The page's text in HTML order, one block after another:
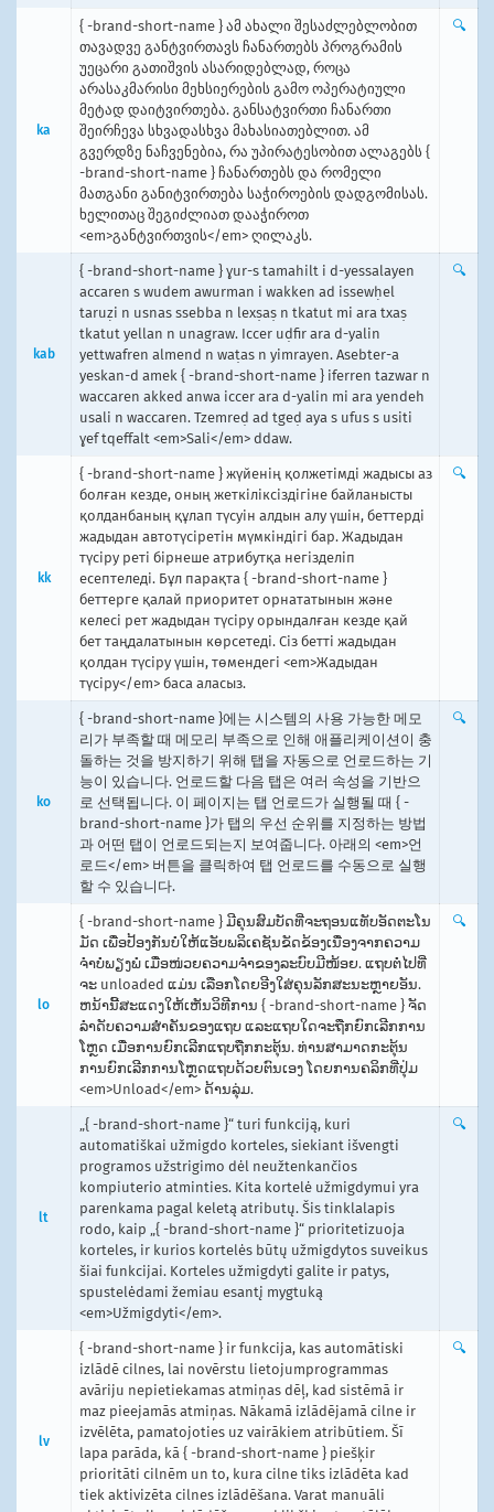
ka
{ -brand-short-name } ამ ახალი შესაძლებლობით
თავადვე განტვირთავს ჩანართებს პროგრამის
უეცარი გათიშვის ასარიდებლად, როცა
არასაკმარისი მეხსიერების გამო ოპერატიული
მეტად დაიტვირთება. განსატვირთი ჩანართი
შეირჩევა სხვადასხვა მახასიათებლით. ამ
გვერდზე ნაჩვენებია, რა უპირატესობით ალაგებს {
-brand-short-name } ჩანართებს და რომელი
მათგანი განიტვირთება საჭიროების დადგომისას.
ხელითაც შეგიძლიათ დააჭიროთ
<em>განტვირთვის</em> ღილაკს.
🔍
kab
{ -brand-short-name } ɣur-s tamahilt i d-yessalayen
accaren s wudem awurman i wakken ad issewḥel
taruẓi n usnas ssebba n lexṣaṣ n tkatut mi ara txaṣ
tkatut yellan n unagraw. Iccer uḍfir ara d-yalin
yettwafren almend n waṭas n yimrayen. Asebter-a
yeskan-d amek { -brand-short-name } iferren tazwar n
waccaren akked anwa iccer ara d-yalin mi ara yendeh
usali n waccaren. Tzemreḍ ad tgeḍ aya s ufus s usiti
ɣef tqeffalt <em>Sali</em> ddaw.
🔍
kk
{ -brand-short-name } жүйенің қолжетімді жадысы аз
болған кезде, оның жеткіліксіздігіне байланысты
қолданбаның құлап түсуін алдын алу үшін, беттерді
жадыдан автотүсіретін мүмкіндігі бар. Жадыдан
түсіру реті бірнеше атрибутқа негізделіп
есептеледі. Бұл парақта { -brand-short-name }
беттерге қалай приоритет орнататынын және
келесі рет жадыдан түсіру орындалған кезде қай
бет таңдалатынын көрсетеді. Сіз бетті жадыдан
қолдан түсіру үшін, төмендегі <em>Жадыдан
түсіру</em> баса аласыз.
🔍
ko
{ -brand-short-name }에는 시스템의 사용 가능한 메모
리가 부족할 때 메모리 부족으로 인해 애플리케이션이 충
돌하는 것을 방지하기 위해 탭을 자동으로 언로드하는 기
능이 있습니다. 언로드할 다음 탭은 여러 속성을 기반으
로 선택됩니다. 이 페이지는 탭 언로드가 실행될 때 { -
brand-short-name }가 탭의 우선 순위를 지정하는 방법
과 어떤 탭이 언로드되는지 보여줍니다. 아래의 <em>언
로드</em> 버튼을 클릭하여 탭 언로드를 수동으로 실행
할 수 있습니다.
🔍
lo
{ -brand-short-name } ມີຄຸນສົມບັດທີ່ຈະຖອນແທັບອັດຕະໂນ
ມັດ ເພື່ອປ້ອງກັນບໍ່ໃຫ້ແອັບພລິເຄຊັນຂັດຂ້ອງເນື່ອງຈາກຄວາມ
ຈຳບໍ່ພຽງພໍ ເມື່ອໜ່ວຍຄວາມຈຳຂອງລະບົບມີໜ້ອຍ. ແຖບຕໍ່ໄປທີ່
ຈະ unloaded ແມ່ນ ເລືອກໂດຍອີງໃສ່ຄຸນລັກສະນະຫຼາຍອັນ.
ຫນ້ານີ້ສະແດງໃຫ້ເຫັນວິທີການ { -brand-short-name } ຈັດ
ລຳດັບຄວາມສຳຄັນຂອງແຖບ ແລະແຖບໃດຈະຖືກຍົກເລີກການ
ໂຫຼດ ເມື່ອການຍົກເລີກແຖບຖືກກະຕຸ້ນ. ທ່ານສາມາດກະຕຸ້ນ
ການຍົກເລີກການໂຫຼດແຖບດ້ວຍຕົນເອງ ໂດຍການຄລິກທີ່ປຸ່ມ
<em>Unload</em> ດ້ານລຸ່ມ.
🔍
lt
„{ -brand-short-name }“ turi funkciją, kuri
automatiškai užmigdo korteles, siekiant išvengti
programos užstrigimo dėl neužtenkančios
kompiuterio atminties. Kita kortelė užmigdymui yra
parenkama pagal keletą atributų. Šis tinklalapis
rodo, kaip „{ -brand-short-name }“ prioritetizuoja
korteles, ir kurios kortelės būtų užmigdytos suveikus
šiai funkcijai. Korteles užmigdyti galite ir patys,
spustelėdami žemiau esantį mygtuką
<em>Užmigdyti</em>.
🔍
lv
{ -brand-short-name } ir funkcija, kas automātiski
izlādē cilnes, lai novērstu lietojumprogrammas
avāriju nepietiekamas atmiņas dēļ, kad sistēmā ir
maz pieejamās atmiņas. Nākamā izlādējamā cilne ir
izvēlēta, pamatojoties uz vairākiem atribūtiem. Šī
lapa parāda, kā { -brand-short-name } piešķir
prioritāti cilnēm un to, kura cilne tiks izlādēta kad
tiek aktivizēta cilnes izlādēšana. Varat manuāli
🔍